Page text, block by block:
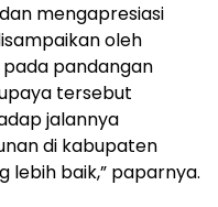
mengapresiasi
oleh
pada pandangan
tersebut
jalannya
di kabupaten
lebih baik,” paparnya.